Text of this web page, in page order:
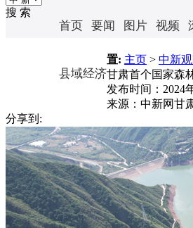
搜 索
首页 要闻 图片 视频
县域经济
置: 主页 > 中新
甘肃首个国家森
发布时间： 2024
来源： 中新网甘
分享到: